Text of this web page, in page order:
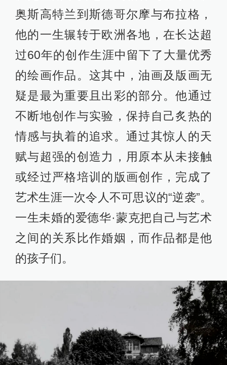
奥斯高特兰到斯德哥尔摩与布拉格，
他的一生辗转于欧洲各地，在长达超
过60年的创作生涯中留下了大量优秀
的绘画作品。这其中，油画及版画无
疑是最为重要且出彩的部分。他通过
不断地创作与实验，保持自己炙热的
情感与执着的追求。通过其惊人的天
赋与超强的创造力，用原本从未接触
或经过严格培训的版画创作，完成了
艺术生涯一次令人不可思议的“逆袭”。
一生未婚的爱德华·蒙克把自己与艺术
之间的关系比作婚姻，而作品都是他
的孩子们。